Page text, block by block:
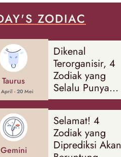
ZODIAC
Taurus
- 20 Mei
Dikenal
Terorganisir, 4
Zodiak yang
Selalu Punya
Rencana
Cadangan Soal
Banyak Hal
Gemini
Selamat! 4
Zodiak yang
Diprediksi Akan